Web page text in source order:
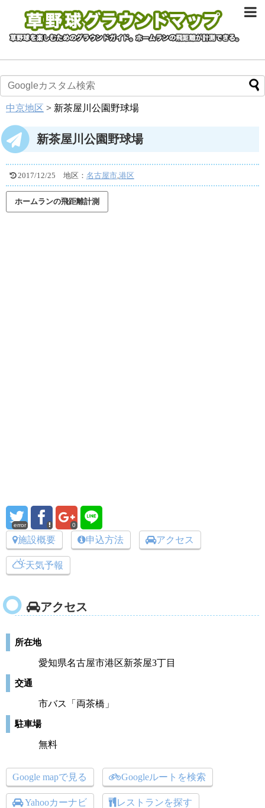
中京地区 > 新茶屋川公園野球場
新茶屋川公園野球場
2017/12/25 地区： 名古屋市,港区
error 0
施設概要 申込方法 アクセス
天気予報
アクセス
所在地
愛知県名古屋市港区新茶屋3丁目
交通
市バス「両茶橋」
駐車場
無料
Google mapで見る Googleルートを検索
Yahooカーナビ レストランを探す